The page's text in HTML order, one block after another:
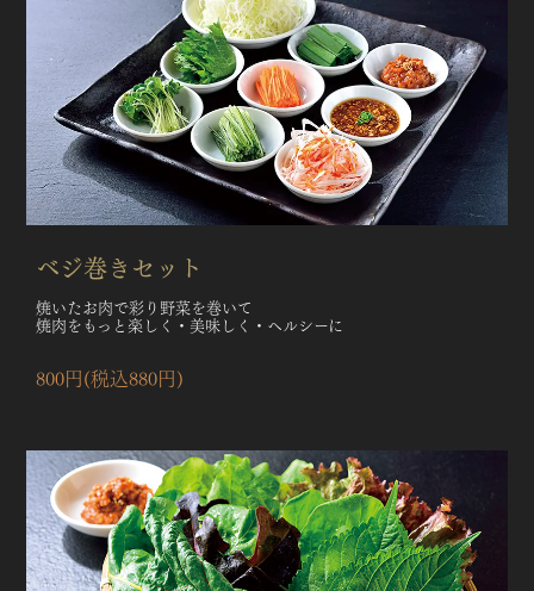
ベジ巻きセット
焼いたお肉で彩り野菜を巻いて
焼肉をもっと楽しく・美味しく・ヘルシーに
800円(税込880円)